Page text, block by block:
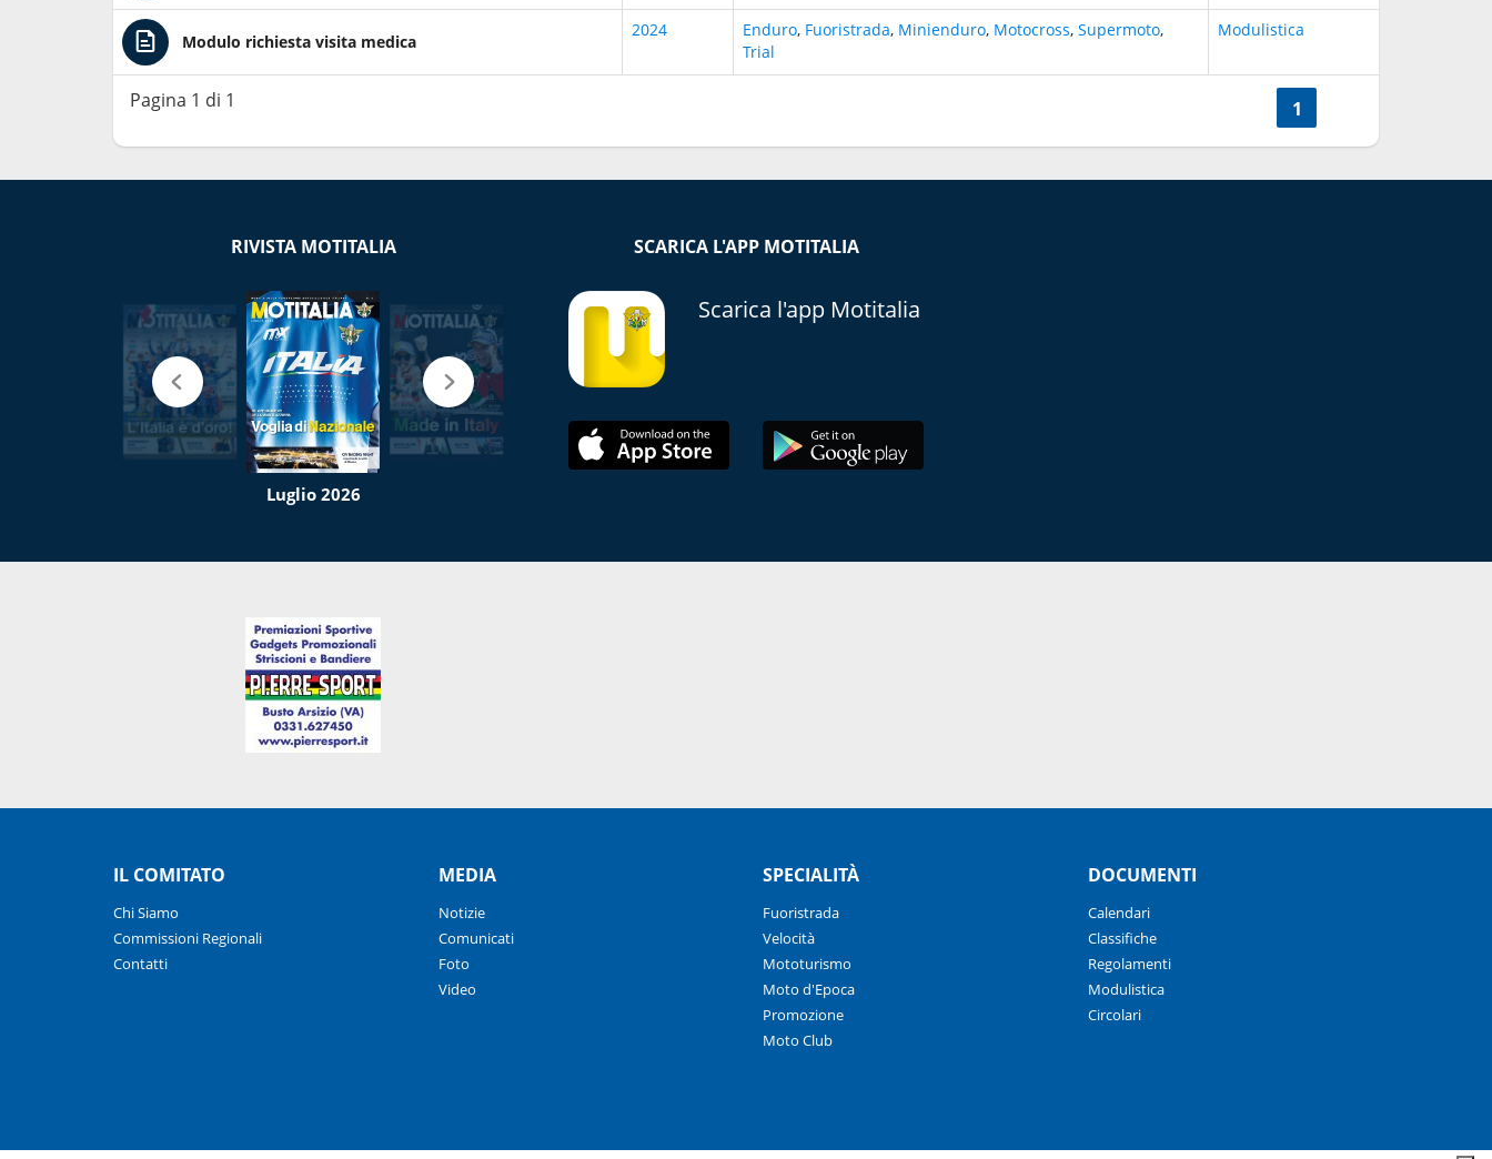
Modulo richiesta visita medica
2024 Enduro, Fuoristrada, Minienduro, Motocross, Supermoto,
Trial
Modulistica
Pagina 1 di 1 1
RIVISTA MOTITALIA
Luglio 2026
SCARICA L'APP MOTITALIA
Scarica l'app Motitalia
IL COMITATO
Chi Siamo
Commissioni Regionali
Contatti
MEDIA
Notizie
Comunicati
Foto
Video
SPECIALITÀ
Fuoristrada
Velocità
Mototurismo
Moto d'Epoca
Promozione
Moto Club
DOCUMENTI
Calendari
Classifiche
Regolamenti
Modulistica
Circolari